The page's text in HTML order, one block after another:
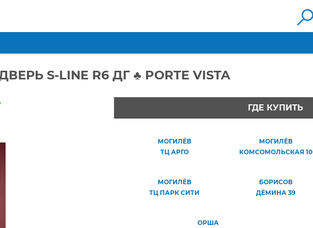
S-LINE R6 ДГ ♣ PORTE VISTA
ГДЕ КУПИТЬ
МОГИЛЁВ
ТЦ АРГО
МОГИЛЁВ
КОМСОМОЛЬСКАЯ 10
МОГИЛЁВ
ТЦ ПАРК СИТИ
БОРИСОВ
ДЁМИНА 39
ОРША